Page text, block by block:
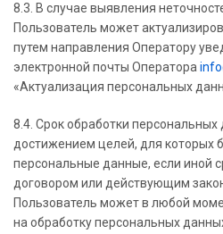
8.3. В случае выявления
Пользователь может
путем направления Оператору
электронной почты Оператора
«Актуализация персональных
8.4. Срок обработки
достижением целей, для которых
персональные данные, если иной
договором или действующим
Пользователь может в любой
на обработку персональных